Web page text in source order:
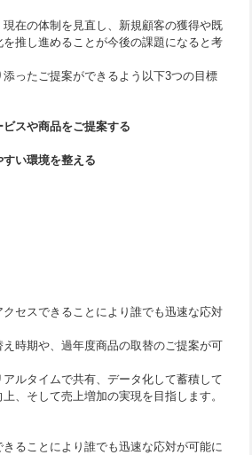
在の体制を見直し、新規顧客の獲得や既
推し進めることが今後の課題になると考
ったご提案ができるよう以下3つの目標
スや商品をご提案する
い環境を整える
セスできることにより誰でも迅速な応対
時期や、過年度商品の取替のご提案が可
ルタイムで共有、データ化して蓄積して
、そして売上増加の実現を目指します。
ることにより誰でも迅速な応対が可能に